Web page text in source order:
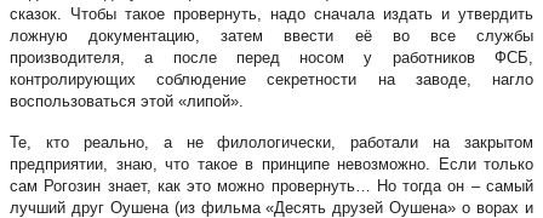
сказок. Чтобы такое провернуть, надо сначала издать и утвердить
ложную документацию, затем ввести её во все службы
производителя, а после перед носом у работников ФСБ,
контролирующих соблюдение секретности на заводе, нагло
воспользоваться этой «липой».
Те, кто реально, а не филологически, работали на закрытом
предприятии, знаю, что такое в принципе невозможно. Если только
сам Рогозин знает, как это можно провернуть… Но тогда он – самый
лучший друг Оушена (из фильма «Десять друзей Оушена» о ворах и